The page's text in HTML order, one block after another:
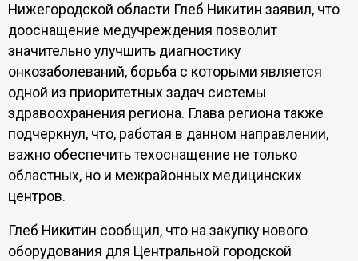
Нижегородской области Глеб Никитин заявил, что
дооснащение медучреждения позволит
значительно улучшить диагностику
онкозаболеваний, борьба с которыми является
одной из приоритетных задач системы
здравоохранения региона. Глава региона также
подчеркнул, что, работая в данном направлении,
важно обеспечить техоснащение не только
областных, но и межрайонных медицинских
центров.
Глеб Никитин сообщил, что на закупку нового
оборудования для Центральной городской